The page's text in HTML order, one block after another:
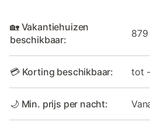
🏡 Vakantiehuizen
beschikbaar:
💳 Korting beschikbaar: tot
🌙 Min. prijs per nacht: